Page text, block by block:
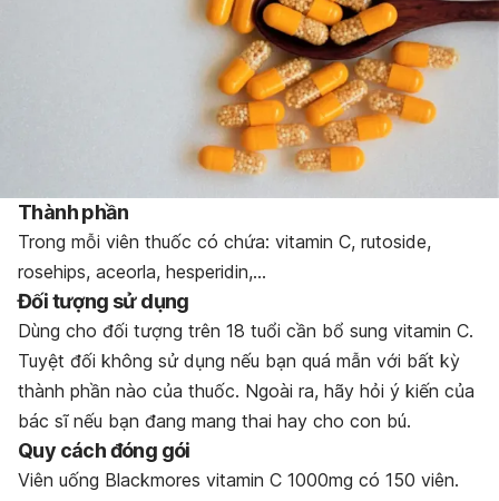
Thành phần
Trong mỗi viên thuốc có chứa: vitamin C, rutoside,
rosehips, aceorla, hesperidin,…
Đối tượng sử dụng
Dùng cho đối tượng trên 18 tuổi cần bổ sung vitamin C.
Tuyệt đối không sử dụng nếu bạn quá mẫn với bất kỳ
thành phần nào của thuốc. Ngoài ra, hãy hỏi ý kiến của
bác sĩ nếu bạn đang mang thai hay cho con bú.
Quy cách đóng gói
Viên uống Blackmores vitamin C 1000mg có 150 viên.